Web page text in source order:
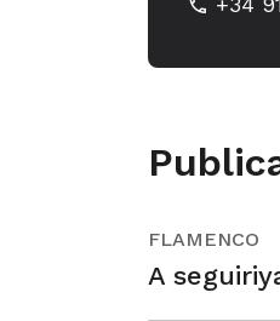
FLAMENCO
A